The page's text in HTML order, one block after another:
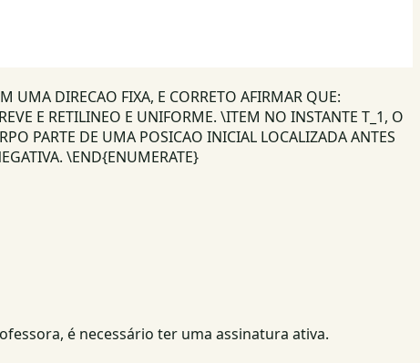
DIRECAO FIXA, E CORRETO AFIRMAR QUE:
E RETILINEO E UNIFORME. \ITEM NO INSTANTE T_1, O
PARTE DE UMA POSICAO INICIAL LOCALIZADA ANTES
\END{ENUMERATE}
é necessário ter uma assinatura ativa.